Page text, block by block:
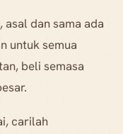
dan sama ada
untuk semua
beli semasa
carilah